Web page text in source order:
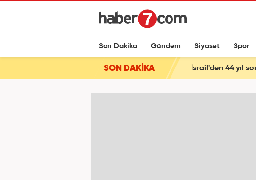
Son Dakika Gündem Siyaset Spor
SON DAKİKA İsrail'den 44 yıl